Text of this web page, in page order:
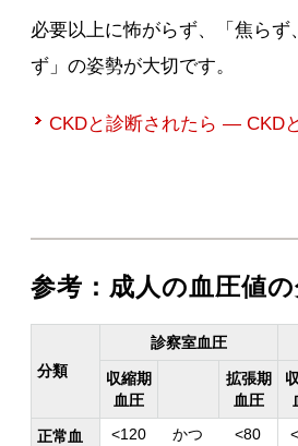
必要以上に怖がらず、「焦らず
ず」の姿勢が大切です。
CKDと診断されたら ― CKD
参考：成人の血圧値
分類
診察室血圧
収縮期
血圧
拡張期
血圧
正常血
<120 かつ <80